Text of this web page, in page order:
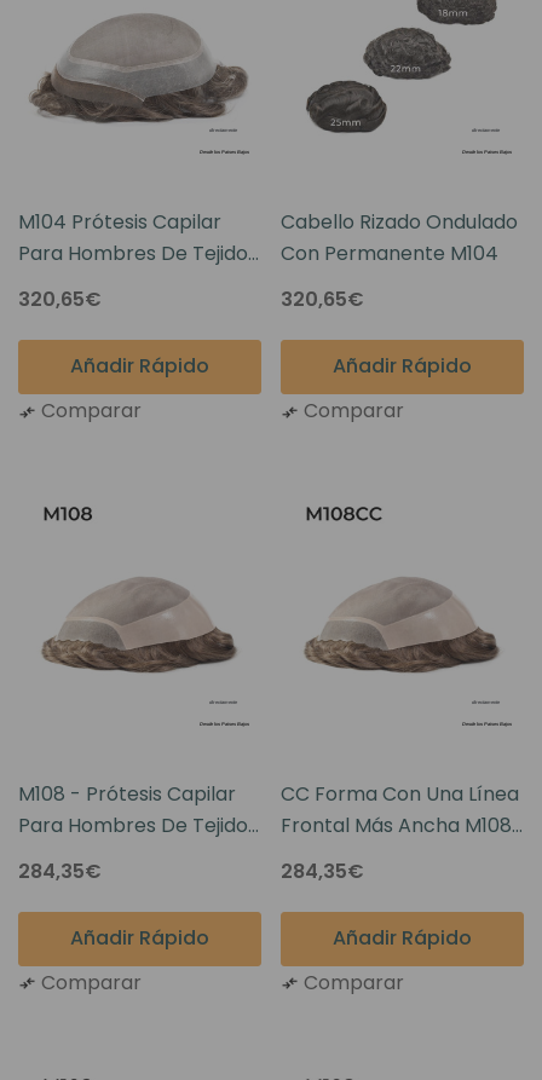
M104 Prótesis Capilar
Para Hombres De Tejido
Monofilamento Con Una
Línea Frontal Natural
320,65€
Añadir Rápido
Comparar
Cabello Rizado Ondulado
Con Permanente M104
320,65€
Añadir Rápido
Comparar
M108 - Prótesis Capilar
Para Hombres De Tejido
284,35€
Añadir Rápido
Comparar
CC Forma Con Una Línea
Frontal Más Ancha M108
Superior De
Monofilamento De
Cabello
284,35€
Añadir Rápido
Comparar